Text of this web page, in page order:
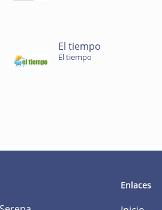
El tiempo
El tiempo
Enlaces